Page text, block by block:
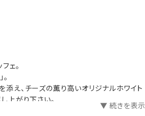
無休
ェ。
え、チーズの薫り高いオリジナルホワイト
上がり下さい。
選び頂き、出来たてをお席までお届けいたしま
▼ 続きを表示